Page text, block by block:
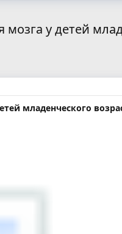
у детей
младенческого